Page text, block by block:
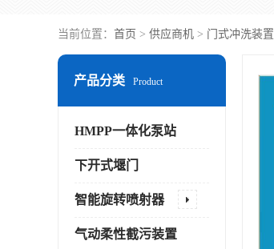
当前位置： 首页 > 供应商机 > 门式冲洗装置
产品分类 Product
HMPP一体化泵站
下开式堰门
智能旋转喷射器
气动柔性截污装置